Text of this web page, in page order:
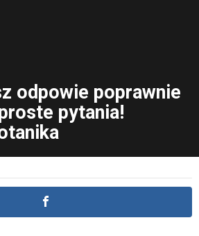
odpowie poprawnie
pytania!